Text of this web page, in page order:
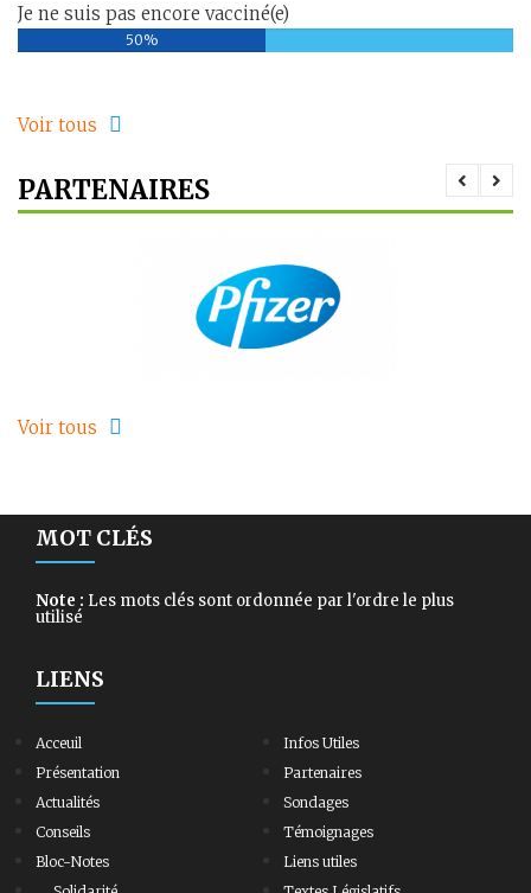
Je ne suis pas encore vacciné(e)
50%
Voir tous
PARTENAIRES
Voir tous
MOT CLÉS
Note : Les mots clés sont ordonnée par l'ordre le plus
utilisé
LIENS
Acceuil
Présentation
Actualités
Conseils
Bloc-Notes
Infos Utiles
Partenaires
Sondages
Témoignages
Liens utiles